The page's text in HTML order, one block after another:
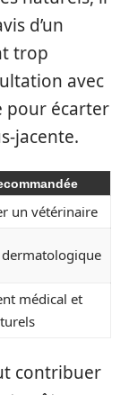
d’un
trop
avec
pour écarter
jacente.
un vétérinaire
dermatologique
médical et
contribuer